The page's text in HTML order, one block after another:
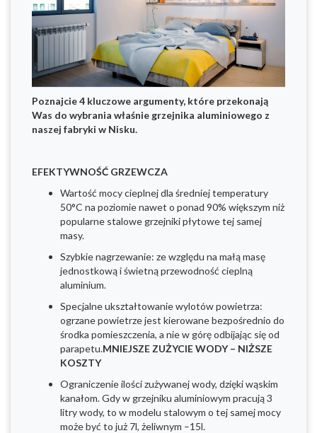
Poznajcie 4 kluczowe argumenty, które przekonają
Was do wybrania właśnie grzejnika aluminiowego z
naszej fabryki w Nisku.
EFEKTYWNOŚĆ GRZEWCZA
Wartość mocy cieplnej dla średniej temperatury
50°C na poziomie nawet o ponad 90% większym niż
popularne stalowe grzejniki płytowe tej samej
masy.
Szybkie nagrzewanie: ze względu na małą masę
jednostkową i świetną przewodność cieplną
aluminium.
Specjalne ukształtowanie wylotów powietrza:
ogrzane powietrze jest kierowane bezpośrednio do
środka pomieszczenia, a nie w górę odbijając się od
parapetu.MNIEJSZE ZUŻYCIE WODY – NIŻSZE
KOSZTY
Ograniczenie ilości zużywanej wody, dzięki wąskim
kanałom. Gdy w grzejniku aluminiowym pracują 3
litry wody, to w modelu stalowym o tej samej mocy
może być to już 7l, żeliwnym –15l.